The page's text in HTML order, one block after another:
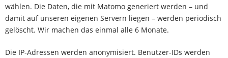
wählen. Die Daten, die mit Matomo generiert werden – und
damit auf unseren eigenen Servern liegen – werden periodisch
gelöscht. Wir machen das einmal alle 6 Monate.
Die IP-Adressen werden anonymisiert. Benutzer-IDs werden